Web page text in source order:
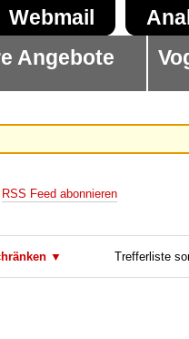
Webmail
Angebote
RSS Feed abonnieren
Trefferliste